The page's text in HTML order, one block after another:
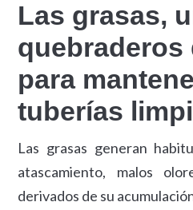
Las grasas,
quebraderos
para
tuberías
Las grasas generan
atascamiento, malos
derivados de su